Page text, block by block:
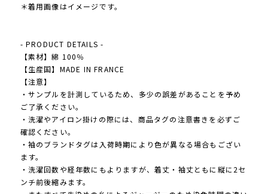
＊着用画像はイメージです。
- PRODUCT DETAILS -
【素材】綿 100％
【生産国】MADE IN FRANCE
【注意】
・サンプルを計測しているため、多少の誤差があることを予め
ご了承ください。
・洗濯やアイロン掛けの際には、商品タグの注意書きを必ずご
確認ください。
・袖のブランドタグは入荷時期により色が異なる場合もござい
ます。
・洗濯回数や経年数にもよりますが、着丈・袖丈ともに縦に2セ
ンチ前後縮みます。